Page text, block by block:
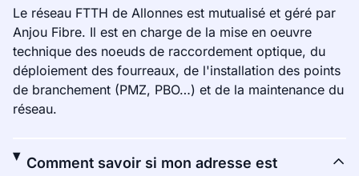
Le réseau FTTH de Allonnes est mutualisé et géré par
Anjou Fibre. Il est en charge de la mise en oeuvre
technique des noeuds de raccordement optique, du
déploiement des fourreaux, de l'installation des points
de branchement (PMZ, PBO…) et de la maintenance du
réseau.
Comment savoir si mon adresse est